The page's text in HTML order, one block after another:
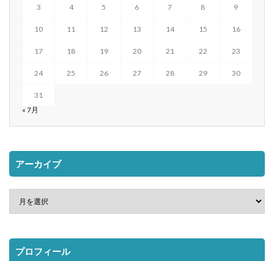
3 4 5 6 7 8 9
10 11 12 13 14 15 16
17 18 19 20 21 22 23
24 25 26 27 28 29 30
31
« 7月
アーカイブ
プロフィール